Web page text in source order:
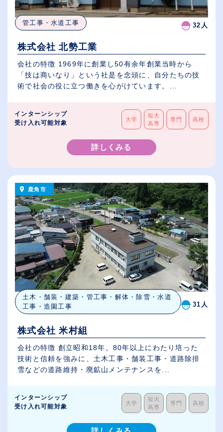
管工事・水道工事 32人
株式会社 北勢工業
会社の特徴 1969年に創業し50有余年創業当時から
「技は商いなり」という社是を念頭に、自分たちの技
術で社会の役に立つ働きを心がけています。...
インターンシップ
受け入れ可能対象
大学
短大
高専
専門 高校
詳しくみる
鹿角市
土木・舗装・建築・管工事・解体・除雪・水道
工事・造園工事
31人
株式会社 米村組
会社の特徴 創立昭和18年。80年以上にわたり培った
技術と信頼を強みに、土木工事・舗装工事・道路除排
雪などの道路維持・廃鉱山メンテナンスを...
インターンシップ
受け入れ可能対象
大学
短大
高専
専門 高校